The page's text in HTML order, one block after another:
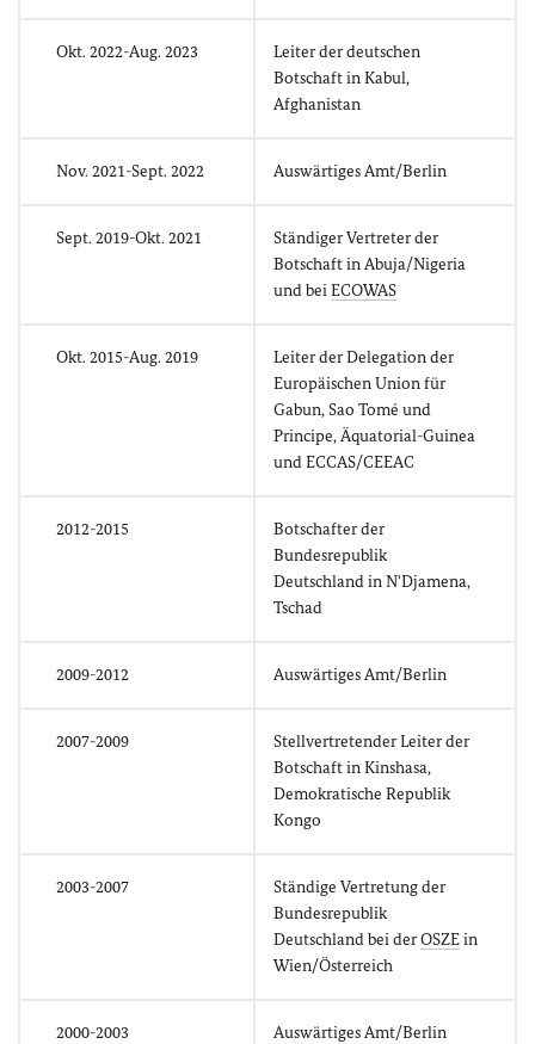
Okt. 2022-Aug. 2023
Leiter der deutschen
Botschaft in Kabul,
Afghanistan
Nov. 2021-Sept. 2022 Auswärtiges Amt/Berlin
Sept. 2019-Okt. 2021
Ständiger Vertreter der
Botschaft in Abuja/Nigeria
und beiECOWAS
Okt. 2015-Aug. 2019
Leiter der Delegation der
Europäischen Union für
Gabun, Sao Tomé und
Principe, Äquatorial-Guinea
und ECCAS/CEEAC
2012-2015
Botschafter der
Bundesrepublik
Deutschland in N'Djamena,
Tschad
2009-2012 Auswärtiges Amt/Berlin
2007-2009
Stellvertretender Leiter der
Botschaft in Kinshasa,
Demokratische Republik
Kongo
2003-2007
Ständige Vertretung der
Bundesrepublik
Deutschland bei derOSZEin
Wien/Österreich
2000-2003 Auswärtiges Amt/Berlin